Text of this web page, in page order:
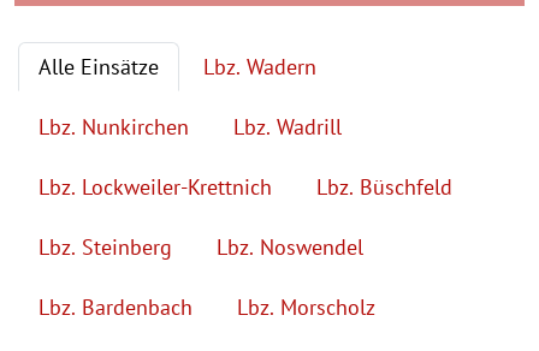
Alle Einsätze Lbz. Wadern
Lbz. Nunkirchen Lbz. Wadrill
Lbz. Lockweiler-Krettnich Lbz. Büschfeld
Lbz. Steinberg Lbz. Noswendel
Lbz. Bardenbach Lbz. Morscholz